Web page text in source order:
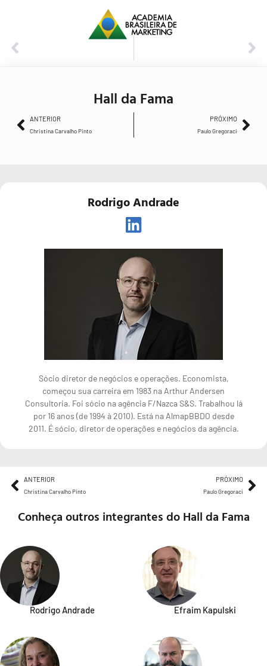
Hall da Fama
ANTERIOR
Christina Carvalho Pinto
PRÓXIMO
Paulo Gregoraci
Rodrigo Andrade
Sócio diretor de negócios e operações. Economista,
começou sua carreira em 1983 na Arthur Andersen
Consultoria. Foi sócio na agência F/Nazca S&S. Trabalhou lá
por 16 anos (de 1994 à 2010). Está na AlmapBBDO desde
2011. É sócio, diretor de operações e negócios da agência.
ANTERIOR
Christina Carvalho Pinto
PRÓXIMO
Paulo Gregoraci
Conheça outros integrantes do Hall da Fama
Rodrigo Andrade Efraim Kapulski